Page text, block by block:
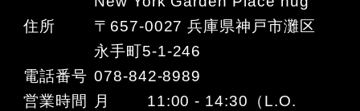
住所
〒657-0027 兵庫県神戸市灘区
永手町5-1-246
電話番号 078-842-8989
営業時間
月 11:00 - 14:30（L.O.